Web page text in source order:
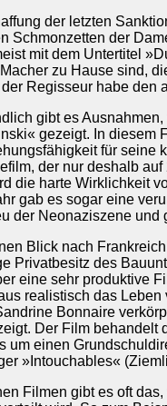
der letzten
Schmonzetten der
mit dem Untertitel
zu Hause sind,
Regisseur habe den
gibt es
gezeigt. In diesem
für seine
der nur deshalb
die harte Wirklichkeit
gab es sogar eine
der Neonaziszene
Blick nach
Privatbesitz des
eine sehr produktive
realistisch das
Bonnaire
Der Film behandelt
um einen
»Intouchables«
Filmen gibt es oft